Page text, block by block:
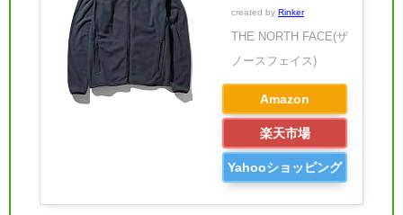
created by Rinker
THE NORTH FACE(ザ
ノースフェイス)
Amazon
楽天市場
Yahooショッピング